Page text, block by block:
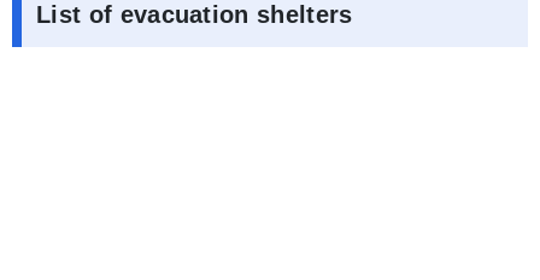
List of evacuation shelters